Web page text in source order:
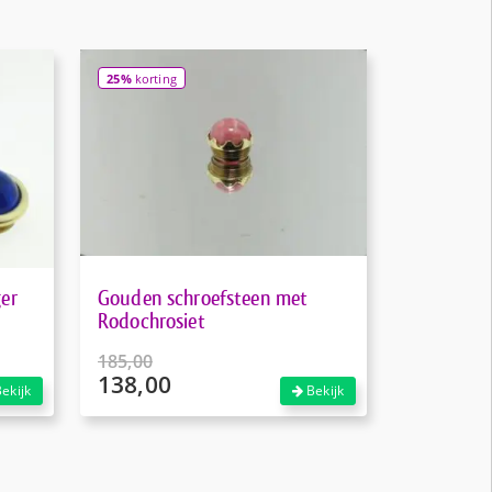
25%korting
Gouden schroefsteen met
Rodochrosiet
185,00
Oorspronkelijke
138,00 Bekijk